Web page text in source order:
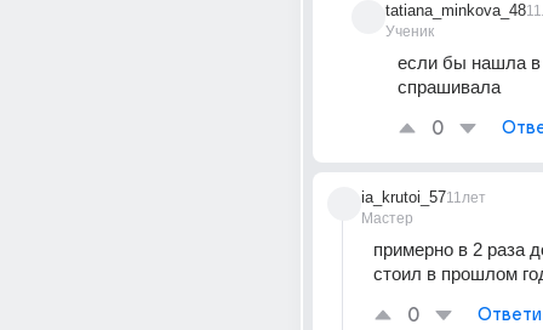
tatiana_minkova_48
Ученик
если бы нашла в
спрашивала
0
ia_krutoi_57
Мастер
11лет
примерно в 2 раза
стоил в прошлом
0